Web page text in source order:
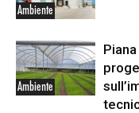
Ambiente
Ambiente